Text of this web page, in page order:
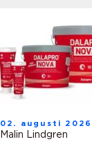
02. augusti 2026
Malin Lindgren